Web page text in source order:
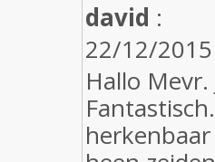
david :
22/12/2015
Hallo Mevr.